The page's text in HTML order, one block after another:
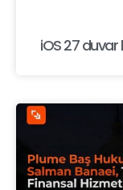
iOS 27 duvar